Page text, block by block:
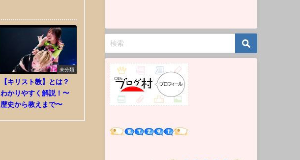
未分類
【キリスト教】とは？
わかりやすく解説！〜
歴史から教えまで〜